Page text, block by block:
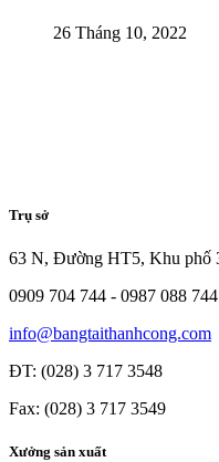
26 Tháng 10, 2022
Trụ sở
63 N, Đường HT5, Khu phố
0909 704 744 - 0987 088 744
info@bangtaithanhcong.com
ĐT: (028) 3 717 3548
Fax: (028) 3 717 3549
Xưởng sản xuất